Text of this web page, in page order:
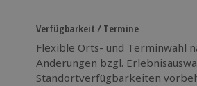
Verfügbarkeit / Termine
Flexible Orts- und Terminwahl
Änderungen bzgl.
Standortverfügbarkeiten